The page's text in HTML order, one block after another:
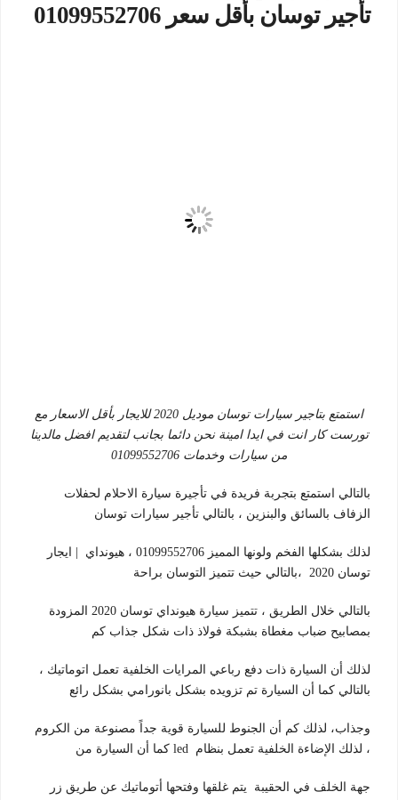
تأجير توسان بأقل سعر 01099552706
استمتع بتاجير سيارات توسان موديل 2020 للايجار بأقل الاسعار مع
تورست كار انت في ايدا امينة نحن دائما بجانب لتقديم افضل مالدينا
من سيارات وخدمات 01099552706
بالتالي استمتع بتجربة فريدة في تأجيرة سيارة الاحلام لحفلات
الزفاف بالسائق والبنزين ، بالتالي تأجير سيارات توسان
لذلك بشكلها الفخم ولونها المميز 01099552706 ، هيونداي | ايجار
توسان 2020 ،بالتالي حيث تتميز التوسان براحة
بالتالي خلال الطريق ، تتميز سيارة هيونداي توسان 2020 المزودة
بمصابيح ضباب مغطاة بشبكة فولاذ ذات شكل جذاب كم
لذلك أن السيارة ذات دفع رباعي المرايات الخلفية تعمل اتوماتيك ،
بالتالي كما أن السيارة تم تزويده بشكل بانورامي بشكل رائع
وجذاب، لذلك كم أن الجنوط للسيارة قوية جداً مصنوعة من الكروم
، لذلك الإضاءة الخلفية تعمل بنظام led كما أن السيارة من
جهة الخلف في الحقيبة يتم غلقها وفتحها أتوماتيك عن طريق زر